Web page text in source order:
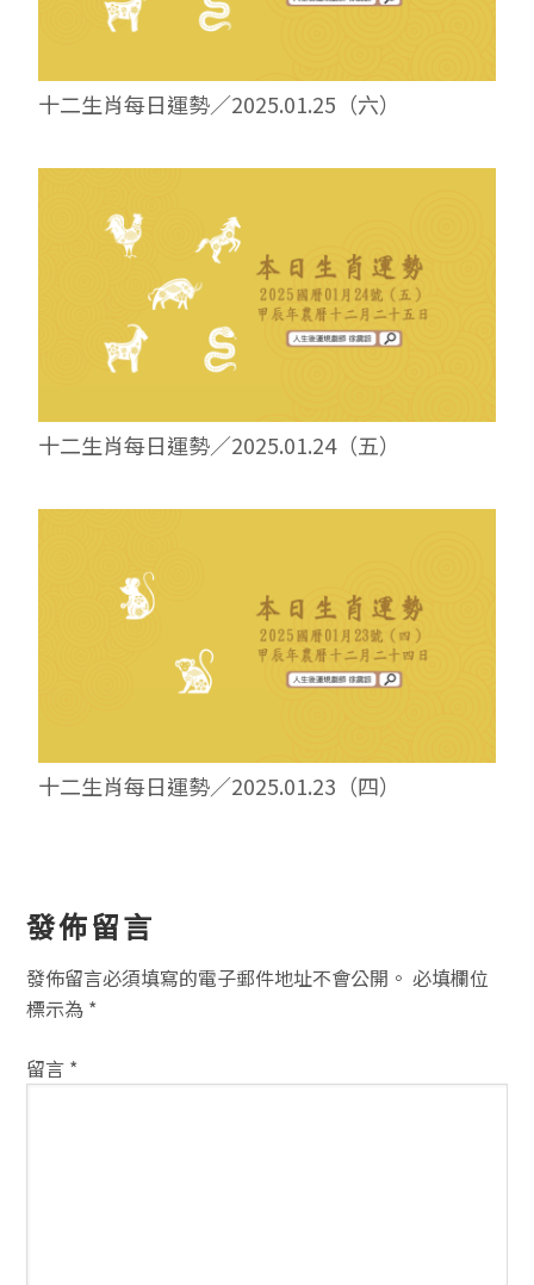
十二生肖每日運勢／2025.01.25（六）
十二生肖每日運勢／2025.01.24（五）
十二生肖每日運勢／2025.01.23（四）
讀
者
互
動
方
發佈留言
發佈留言必須填寫的電子郵件地址不會公開。 必填欄位
標示為 *
留言 *